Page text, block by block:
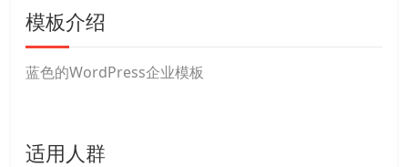
模板介绍
蓝色的WordPress企业模板
适用人群